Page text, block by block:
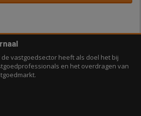
vastgoedsector heeft als doel het bij
en het overdragen van